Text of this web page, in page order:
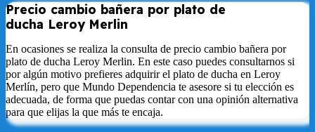
Precio cambio bañera por plato de
ducha Leroy Merlin
En ocasiones se realiza la consulta de precio cambio bañera por
plato de ducha Leroy Merlin. En este caso puedes consultarnos si
por algún motivo prefieres adquirir el plato de ducha en Leroy
Merlín, pero que Mundo Dependencia te asesore si tu elección es
adecuada, de forma que puedas contar con una opinión alternativa
para que elijas la que más te encaja.